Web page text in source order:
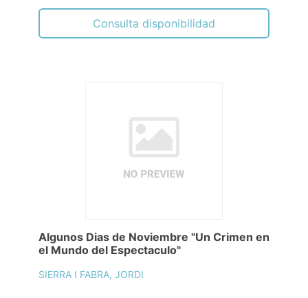
Consulta disponibilidad
Algunos Dias de Noviembre "Un Crimen en
el Mundo del Espectaculo"
SIERRA I FABRA, JORDI